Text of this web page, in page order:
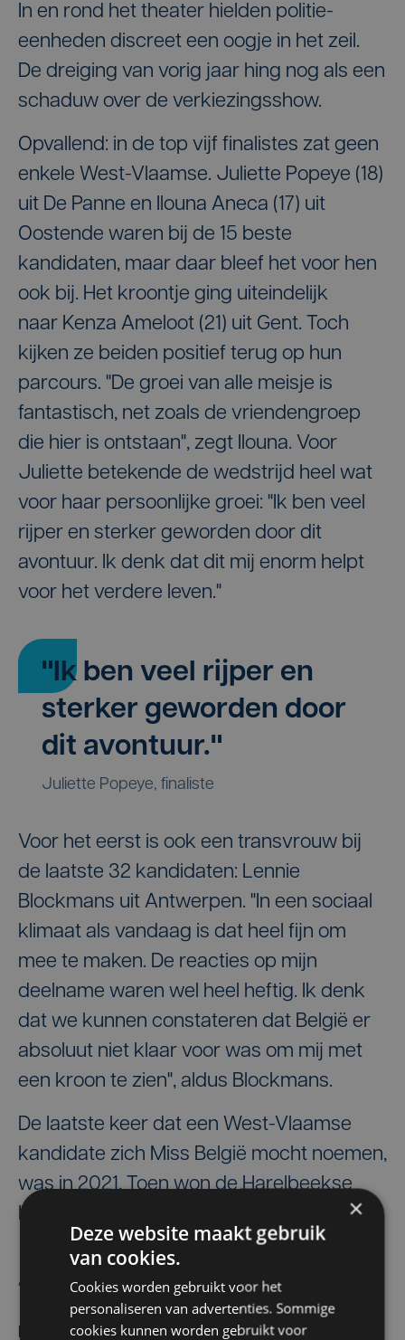
In en rond het theater hielden politie-
eenheden discreet een oogje in het zeil.
De dreiging van vorig jaar hing nog als een
schaduw over de verkiezingsshow.
Opvallend: in de top vijf finalistes zat geen
enkele West-Vlaamse. Juliette Popeye (18)
uit De Panne en Ilouna Aneca (17) uit
Oostende waren bij de 15 beste
kandidaten, maar daar bleef het voor hen
ook bij. Het kroontje ging uiteindelijk
naar Kenza Ameloot (21) uit Gent. Toch
kijken ze beiden positief terug op hun
parcours. "De groei van alle meisje is
fantastisch, net zoals de vriendengroep
die hier is ontstaan", zegt Ilouna. Voor
Juliette betekende de wedstrijd heel wat
voor haar persoonlijke groei: "Ik ben veel
rijper en sterker geworden door dit
avontuur. Ik denk dat dit mij enorm helpt
voor het verdere leven."
"Ik ben veel rijper en
sterker geworden door
dit avontuur."
Juliette Popeye, finaliste
Voor het eerst is ook een transvrouw bij
de laatste 32 kandidaten: Lennie
Blockmans uit Antwerpen. "In een sociaal
klimaat als vandaag is dat heel fijn om
mee te maken. De reacties op mijn
deelname waren wel heel heftig. Ik denk
dat we kunnen constateren dat België er
absoluut niet klaar voor was om mij met
een kroon te zien", aldus Blockmans.
De laatste keer dat een West-Vlaamse
kandidate zich Miss België mocht noemen,
was in 2021. Toen won de Harelbeekse
Kedist Deltour.
Stefaan Six Laurens De Jaegher
Meest gelezen
×
Deze website maakt gebruik
van cookies.
Cookies worden gebruikt voor het
personaliseren van advertenties. Sommige
cookies kunnen worden gebruikt voor